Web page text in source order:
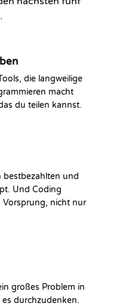
die langweilige
macht
du teilen kannst.
bestbezahlten und
Und Coding
Vorsprung, nicht nur
großes Problem in
durchzudenken.